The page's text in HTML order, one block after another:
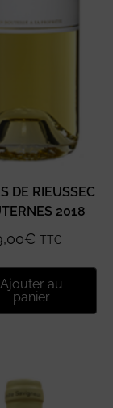
DE RIEUSSEC
2018
€ TTC
Ajouter au
panier